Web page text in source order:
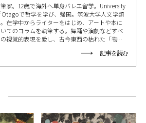
家。12歳で海外へ単身バレエ留学。University
Otagoで哲学を学び、帰国。筑波大学人文学類
在学中からライターをはじめ、アートや本に
てのコラムを執筆する。舞踊や演劇などすべ
視覚的表現を愛し、古今東西の枯れた「物
場へ行き、その間に原稿を書く。古いものばか
記事を読む